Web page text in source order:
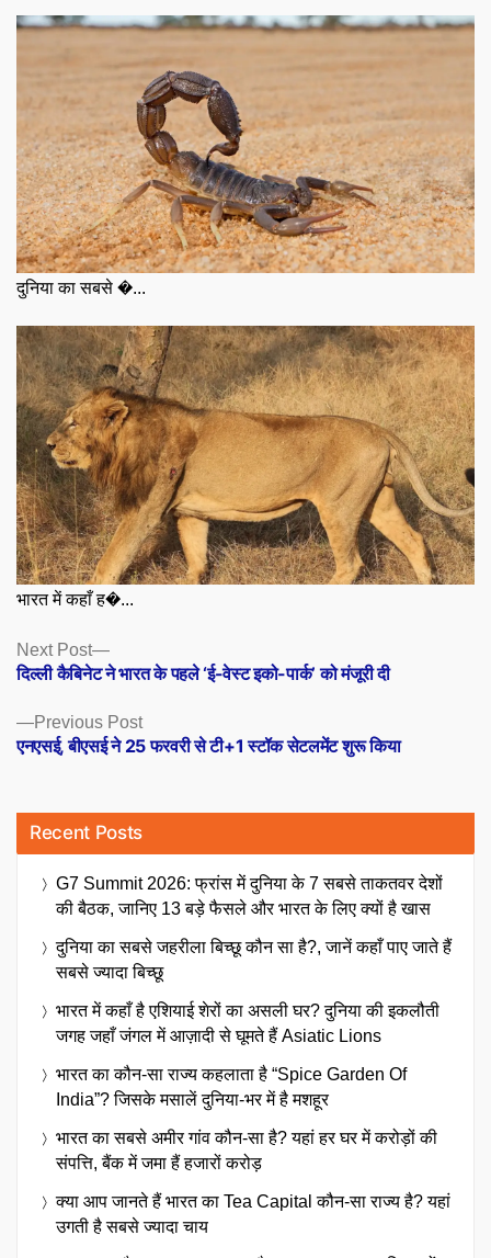
दुनिया का सबसे �...
भारत में कहाँ ह�...
Posts
navigation
Previous PostPrevious
post:
एनएसई, बीएसई ने 25 फरवरी से टी+1 स्टॉक सेटलमेंट शुरू किया
Next Post
Next
post:
दिल्ली कैबिनेट ने भारत के पहले ‘ई-वेस्ट इको-पार्क’ को मंजूरी दी
Recent Posts
G7 Summit 2026: फ्रांस में दुनिया के 7 सबसे ताकतवर देशों
की बैठक, जानिए 13 बड़े फैसले और भारत के लिए क्यों है खास
दुनिया का सबसे जहरीला बिच्छू कौन सा है?, जानें कहाँ पाए जाते हैं
सबसे ज्यादा बिच्छू
भारत में कहाँ है एशियाई शेरों का असली घर? दुनिया की इकलौती
जगह जहाँ जंगल में आज़ादी से घूमते हैं Asiatic Lions
भारत का कौन-सा राज्य कहलाता है “Spice Garden Of
India”? जिसके मसालें दुनिया-भर में है मशहूर
भारत का सबसे अमीर गांव कौन-सा है? यहां हर घर में करोड़ों की
संपत्ति, बैंक में जमा हैं हजारों करोड़
क्या आप जानते हैं भारत का Tea Capital कौन-सा राज्य है? यहां
उगती है सबसे ज्यादा चाय